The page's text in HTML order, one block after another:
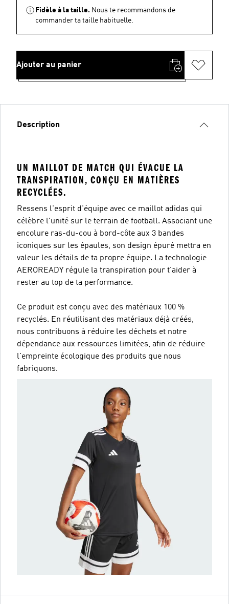
Fidèle à la taille. Nous te recommandons de
commander ta taille habituelle.
Ajouter au panier
Description
UN MAILLOT DE MATCH QUI ÉVACUE LA
TRANSPIRATION, CONÇU EN MATIÈRES
RECYCLÉES.
Ressens l'esprit d'équipe avec ce maillot adidas qui
célèbre l'unité sur le terrain de football. Associant une
encolure ras-du-cou à bord-côte aux 3 bandes
iconiques sur les épaules, son design épuré mettra en
valeur les détails de ta propre équipe. La technologie
AEROREADY régule la transpiration pour t'aider à
rester au top de ta performance.
Ce produit est conçu avec des matériaux 100 %
recyclés. En réutilisant des matériaux déjà créés,
nous contribuons à réduire les déchets et notre
dépendance aux ressources limitées, afin de réduire
l'empreinte écologique des produits que nous
fabriquons.